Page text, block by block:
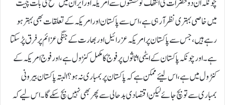
چونکہ ان دو حضرات کی انتھک کوششوں سے امریکہ اور ایران میں صلح کی بات چیت
میں خاصی بہتری نظر آ رہی ہے ، اس سے پاکستان اور امریکہ کے تعلقات بھی بہتر ہو
رہے ہیں، جس سے پاکستان پر امریکہ عزرائیل اور بھارت کے جنگی عزائم پر فرق پڑ سکتا
ہے۔اور چونکہ پاکستان کے ایٹمی اثاثوں پر فوج کا مکمل کنڑول ہے، اور فوج امریکہ کے
کنٹرول میں ہے، اس لیئے ممکن ہے کہ پاکستان پر بمباری نہ ہو؟ البتہ پاکستان بیرونی
بمباری سے تو بچ جائے لیکن اقتصادی بد حالی سے پھر بھی نہیں بچ سکے گا۔اس لیے کہ